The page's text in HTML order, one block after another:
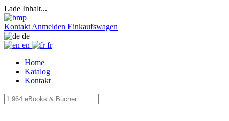
Lade Inhalt...
Kontakt Anmelden Einkaufswagen
de
en
fr
Home
Katalog
Kontakt